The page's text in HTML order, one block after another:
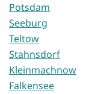
Potsdam
Seeburg
Teltow
Stahnsdorf
Kleinmachnow
Falkensee